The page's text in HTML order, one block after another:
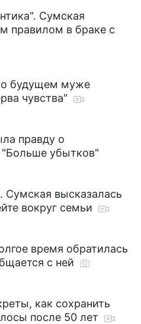
Сумская
правилом в браке с
о будущем муже
чувства"
правду о
"Больше убытков"
Сумская высказалась
вокруг семьи
время обратилась
с ней
как сохранить
после 50 лет